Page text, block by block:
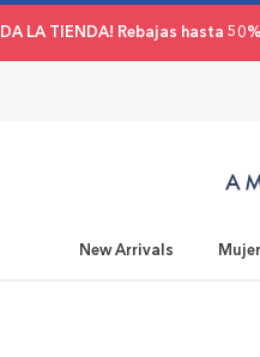
LA TIENDA! Rebajas hasta
New Arrivals Mujer